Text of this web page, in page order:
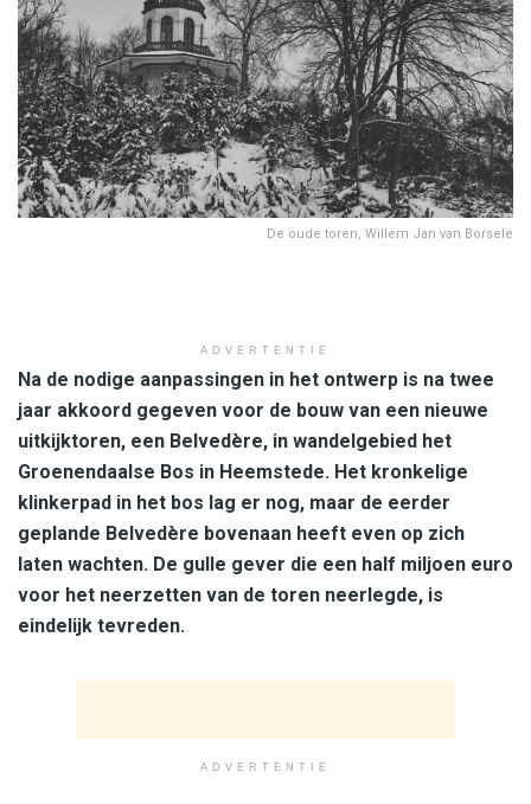
De oude toren, Willem Jan van Borsele
ADVERTENTIE
Na de nodige aanpassingen in het ontwerp is na twee
jaar akkoord gegeven voor de bouw van een nieuwe
uitkijktoren, een Belvedère, in wandelgebied het
Groenendaalse Bos in Heemstede. Het kronkelige
klinkerpad in het bos lag er nog, maar de eerder
geplande Belvedère bovenaan heeft even op zich
laten wachten. De gulle gever die een half miljoen euro
voor het neerzetten van de toren neerlegde, is
eindelijk tevreden.
ADVERTENTIE